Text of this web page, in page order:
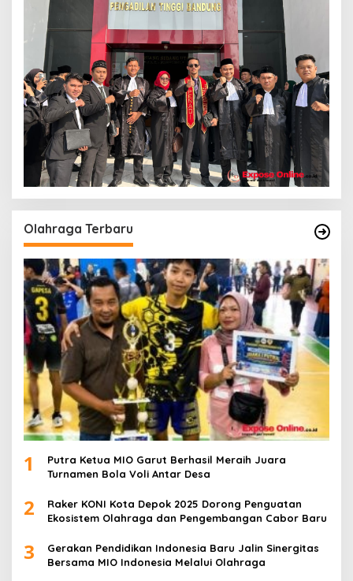
Olahraga Terbaru
1
Putra Ketua MIO Garut Berhasil Meraih Juara
Turnamen Bola Voli Antar Desa
2
Raker KONI Kota Depok 2025 Dorong Penguatan
Ekosistem Olahraga dan Pengembangan Cabor Baru
3
Gerakan Pendidikan Indonesia Baru Jalin Sinergitas
Bersama MIO Indonesia Melalui Olahraga